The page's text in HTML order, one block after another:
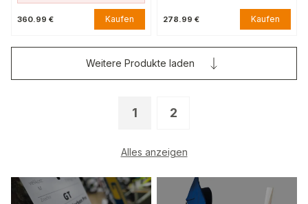
360.99 € Kaufen 278.99 € Kaufen
1 2
Alles anzeigen
Weitere Produkte laden